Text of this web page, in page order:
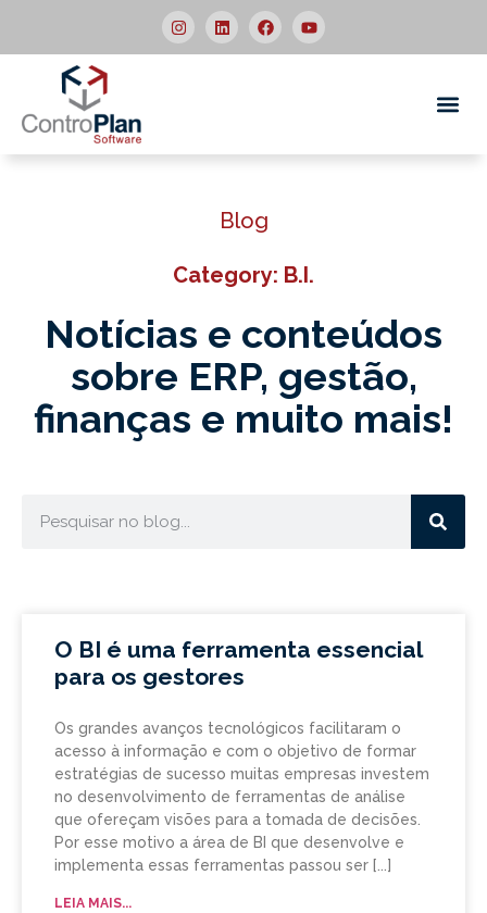
Blog
Category: B.I.
Notícias e conteúdos
sobre ERP, gestão,
finanças e muito mais!
O BI é uma ferramenta essencial
para os gestores
Os grandes avanços tecnológicos facilitaram o
acesso à informação e com o objetivo de formar
estratégias de sucesso muitas empresas investem
no desenvolvimento de ferramentas de análise
que ofereçam visões para a tomada de decisões.
Por esse motivo a área de BI que desenvolve e
implementa essas ferramentas passou ser
LEIA MAIS...